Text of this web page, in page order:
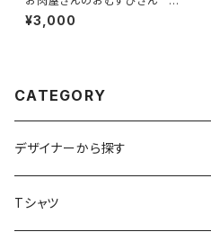
シャツ
¥3,000
CATEGORY
デザイナーから探す
アトリエリモンチェッロ
Tシャツ